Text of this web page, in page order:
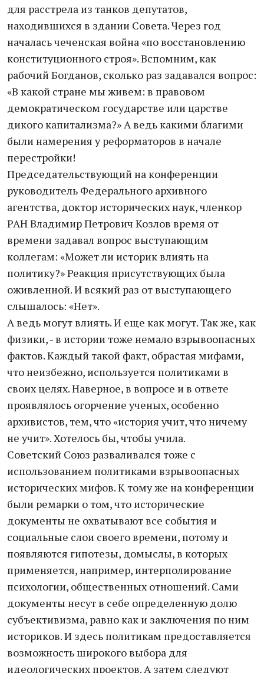
для расстрела из танков депутатов,
находившихся в здании Совета. Через год
началась чеченская война «по восстановлению
конституционного строя». Вспомним, как
рабочий Богданов, сколько раз задавался вопрос:
«В какой стране мы живем: в правовом
демократическом государстве или царстве
дикого капитализма?» А ведь какими благими
были намерения у реформаторов в начале
перестройки!
Председательствующий на конференции
руководитель Федерального архивного
агентства, доктор исторических наук, членкор
РАН Владимир Петрович Козлов время от
времени задавал вопрос выступающим
коллегам: «Может ли историк влиять на
политику?» Реакция присутствующих была
оживленной. И всякий раз от выступающего
слышалось: «Нет».
А ведь могут влиять. И еще как могут. Так же, как
физики, - в истории тоже немало взрывоопасных
фактов. Каждый такой факт, обрастая мифами,
что неизбежно, используется политиками в
своих целях. Наверное, в вопросе и в ответе
проявлялось огорчение ученых, особенно
архивистов, тем, что «история учит, что ничему
не учит». Хотелось бы, чтобы учила.
Советский Союз разваливался тоже с
использованием политиками взрывоопасных
исторических мифов. К тому же на конференции
были ремарки о том, что исторические
документы не охватывают все события и
социальные слои своего времени, потому и
появляются гипотезы, домыслы, в которых
применяется, например, интерполирование
психологии, общественных отношений. Сами
документы несут в себе определенную долю
субъективизма, равно как и заключения по ним
историков. И здесь политикам предоставляется
возможность широкого выбора для
идеологических проектов. А затем следуют